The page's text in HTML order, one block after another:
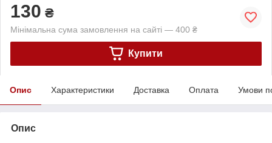
130 ₴
Мінімальна сума замовлення на сайті — 400 ₴
Купити
Опис Характеристики Доставка Оплата Умови
Опис